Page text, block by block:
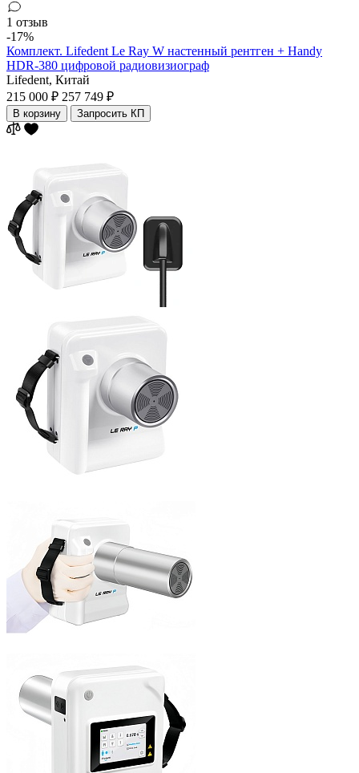
1 отзыв
-17%
Комплект. Lifedent Le Ray W настенный рентген + Handy
HDR-380 цифровой радиовизиограф
Lifedent, Китай
215 000 ₽ 257 749 ₽
В корзину Запросить КП